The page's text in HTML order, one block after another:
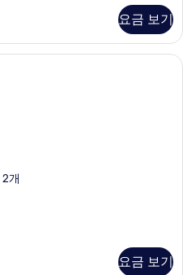
요금 보기
룸, 라나이 | 고급 침구, 셀렉트 컴포트
개
요금 보기